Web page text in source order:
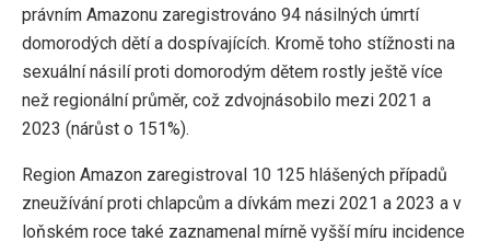
právním Amazonu zaregistrováno 94 násilných úmrtí
domorodých dětí a dospívajících. Kromě toho stížnosti na
sexuální násilí proti domorodým dětem rostly ještě více
než regionální průměr, což zdvojnásobilo mezi 2021 a
2023 (nárůst o 151%).
Region Amazon zaregistroval 10 125 hlášených případů
zneužívání proti chlapcům a dívkám mezi 2021 a 2023 a v
loňském roce také zaznamenal mírně vyšší míru incidence